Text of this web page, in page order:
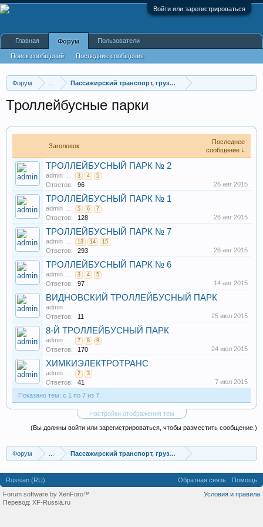
Войти или зарегистрироваться
Форум Пассажирский транспорт, грузоперевозки
Троллейбусные парки
Заголовок
Последнее
сообщение ↓
ТРОЛЛЕЙБУСНЫЙ ПАРК № 2
admin ... 3 4 5
Ответов: 96 26 авг 2015
ТРОЛЛЕЙБУСНЫЙ ПАРК № 1
admin ... 5 6 7
Ответов: 128 26 авг 2015
ТРОЛЛЕЙБУСНЫЙ ПАРК № 7
admin ... 13 14 15
Ответов: 293 26 авг 2015
ТРОЛЛЕЙБУСНЫЙ ПАРК № 6
admin ... 3 4 5
Ответов: 97 14 авг 2015
ВИДНОВСКИЙ ТРОЛЛЕЙБУСНЫЙ ПАРК
admin
Ответов:
11 25 июл 2015
8-Й ТРОЛЛЕЙБУСНЫЙ ПАРК
admin ... 7 8 9
Ответов: 170 24 июл 2015
ХИМКИЭЛЕКТРОТРАНС
admin ... 2 3
Ответов: 41
7 июл 2015
Показано тем: с 1 по 7 из 7.
Настройки отображения тем
(Вы должны войти или зарегистрироваться, чтобы разместить сообщение.)
Форум Пассажирский транспорт, грузоперевозки
Главная Форум
Поиск сообщений Последние сообщения
Пользователи
Russian (RU) Обратная связь
Помощь
Условия и правила
Forum software by XenForo™
Перевод: XF-Russia.ru